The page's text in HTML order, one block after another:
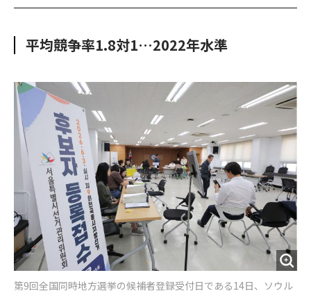
c
o
i
e
o
o
平均競争率1.8対1…2022年水準
第9回全国同時地方選挙の候補者登録受付日である14日、ソウル